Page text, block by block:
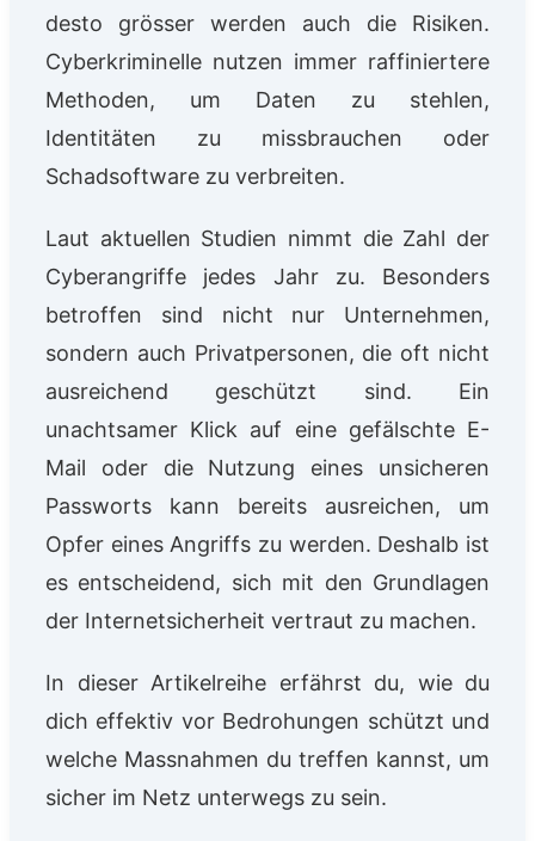
desto grösser werden auch die Risiken.
Cyberkriminelle nutzen immer raffiniertere
Methoden, um Daten zu stehlen,
Identitäten zu missbrauchen oder
Schadsoftware zu verbreiten.
Laut aktuellen Studien nimmt die Zahl der
Cyberangriffe jedes Jahr zu. Besonders
betroffen sind nicht nur Unternehmen,
sondern auch Privatpersonen, die oft nicht
ausreichend geschützt sind. Ein
unachtsamer Klick auf eine gefälschte E-
Mail oder die Nutzung eines unsicheren
Passworts kann bereits ausreichen, um
Opfer eines Angriffs zu werden. Deshalb ist
es entscheidend, sich mit den Grundlagen
der Internetsicherheit vertraut zu machen.
In dieser Artikelreihe erfährst du, wie du
dich effektiv vor Bedrohungen schützt und
welche Massnahmen du treffen kannst, um
sicher im Netz unterwegs zu sein.